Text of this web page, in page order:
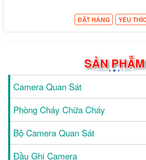
ĐẶT HÀNG YÊU
SẢN PHẪM
Camera Quan Sát
Phòng Cháy Chữa Cháy
Bộ Camera Quan Sát
Đầu Ghi Camera